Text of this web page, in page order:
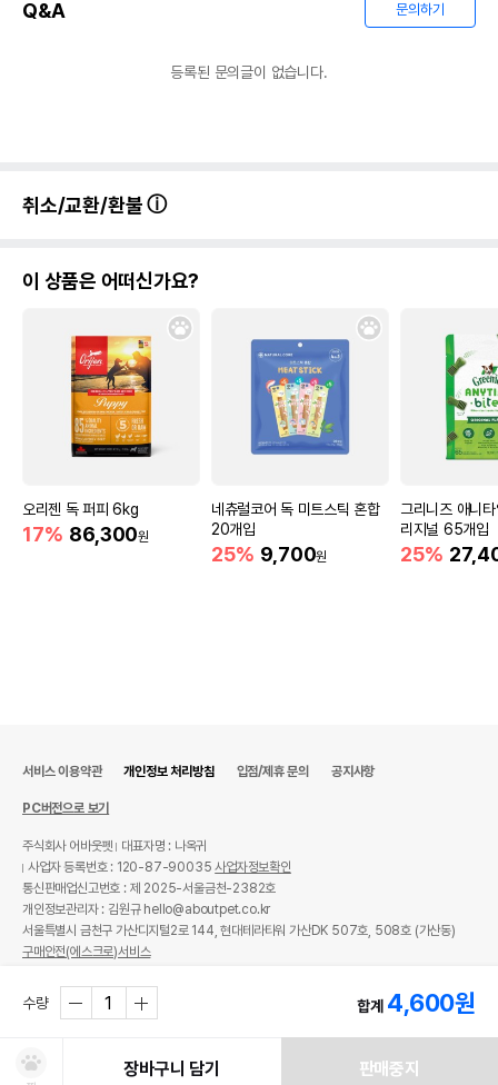
품명 및 모델명
받았음을 확인할수 있는
경우 그에 대한 사항
상세페이지 참조
제조국 또는 원산지
제조자,수입품의 경우
수입자를 함께 표기
R.A. NAZIR INDUSTRIES//(주)리케이
AS책임자와 전화번호
또는 소비자상담 관련
어바웃펫//1644-9601
유통기한
유통기한이 최소 2026.12.07이거나 그
이후인 상품이 출고됩니다.
단, 상품명에 유통기한 명시된 경우, 해당
Q&A 문의하기
등록된 문의글이 없습니다.
취소/교환/환불
이 상품은 어떠신가요?
오리젠 독 퍼피 6kg
17% 86,300원
네츄럴코어 독 미트스틱 혼합
20개입
25% 9,700원
그리니즈 애니
리지널 65개입
25%
수량 합계 4,600원
장바구니 담기 판매중지
서비스 이용약관 개인정보 처리방침 입점/제휴 문의 공지사항
PC버전으로 보기
주식회사 어바웃펫
대표자명 : 나옥귀
사업자 등록번호 : 120-87-90035사업자정보확인
통신판매업신고번호 : 제 2025-서울금천-2382호
개인정보관리자 : 김원규 hello@aboutpet.co.kr
서울특별시 금천구 가산디지털2로 144, 현대테라타워 가산DK 507호, 508호 (가산동)
구매안전(에스크로)서비스